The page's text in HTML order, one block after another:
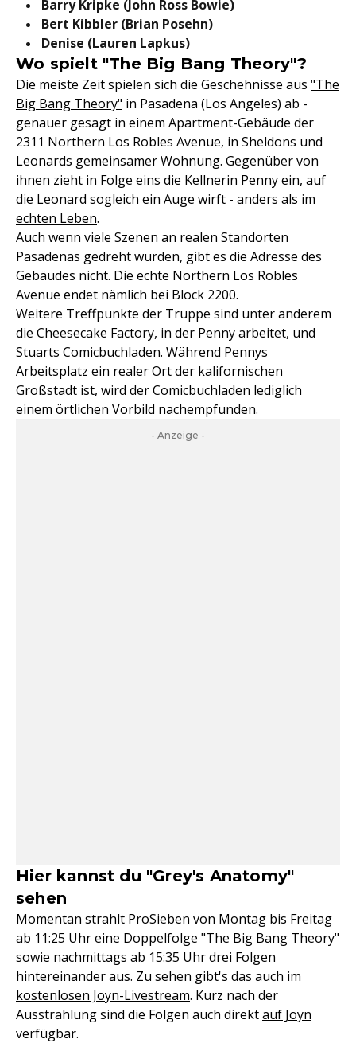
Barry Kripke (John Ross Bowie)
Bert Kibbler (Brian Posehn)
Denise (Lauren Lapkus)
Wo spielt "The Big Bang Theory"?
Die meiste Zeit spielen sich die Geschehnisse aus "The
Big Bang Theory" in Pasadena (Los Angeles) ab -
genauer gesagt in einem Apartment-Gebäude der
2311 Northern Los Robles Avenue, in Sheldons und
Leonards gemeinsamer Wohnung. Gegenüber von
ihnen zieht in Folge eins die Kellnerin Penny ein, auf
die Leonard sogleich ein Auge wirft - anders als im
echten Leben.
Auch wenn viele Szenen an realen Standorten
Pasadenas gedreht wurden, gibt es die Adresse des
Gebäudes nicht. Die echte Northern Los Robles
Avenue endet nämlich bei Block 2200.
Weitere Treffpunkte der Truppe sind unter anderem
die Cheesecake Factory, in der Penny arbeitet, und
Stuarts Comicbuchladen. Während Pennys
Arbeitsplatz ein realer Ort der kalifornischen
Großstadt ist, wird der Comicbuchladen lediglich
einem örtlichen Vorbild nachempfunden.
- Anzeige -
Hier kannst du "Grey's Anatomy"
sehen
Momentan strahlt ProSieben von Montag bis Freitag
ab 11:25 Uhr eine Doppelfolge "The Big Bang Theory"
sowie nachmittags ab 15:35 Uhr drei Folgen
hintereinander aus. Zu sehen gibt's das auch im
kostenlosen Joyn-Livestream. Kurz nach der
Ausstrahlung sind die Folgen auch direktauf Joyn
verfügbar.